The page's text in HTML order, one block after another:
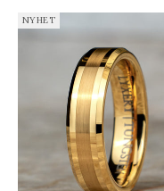
NYHET